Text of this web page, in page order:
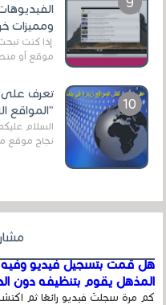
ومميزات
إذا كنت
موقع أو
تعرف على
"المواقع
السلام
نجاح موقع
هل قمت بتسجيل فيديو وفيه
المذهل يقوم بتنظيفه دون
كم مرة سجلتَ فيديو رائعًا ثم